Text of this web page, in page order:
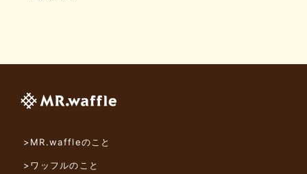
>MR.waffleのこと
>ワッフルのこと